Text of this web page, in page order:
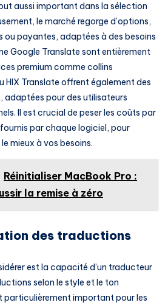
aussi important dans la sélection
le marché regorge d’options,
ou payantes, adaptées à des besoins
Google Translate sont entièrement
premium comme collins
Translate offrent également des
adaptées pour des utilisateurs
Il est crucial de peser les coûts par
par chaque logiciel, pour
mieux à vos besoins.
Réinitialiser MacBook Pro :
la remise à zéro
des traductions
est la capacité d’un traducteur
selon le style et le ton
particulièrement important pour les